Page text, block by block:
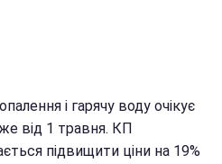
і гарячу воду очікує
від 1 травня. КП
підвищити ціни на 19%